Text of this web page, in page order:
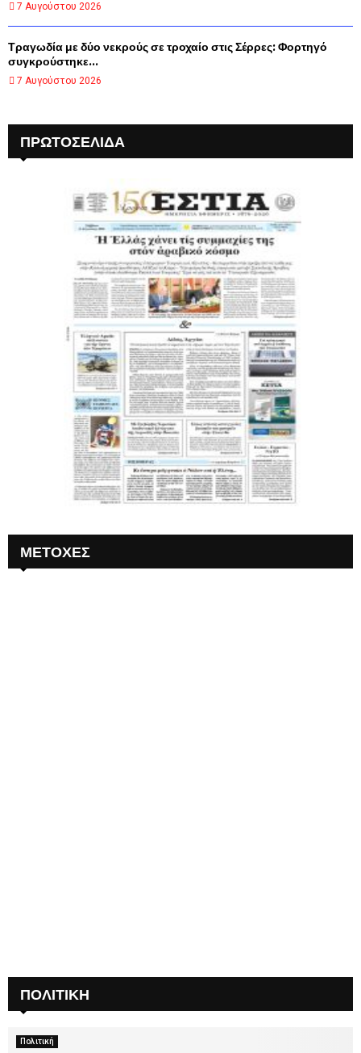
7 Αυγούστου 2026
Τραγωδία με δύο νεκρούς σε τροχαίο στις Σέρρες: Φορτηγό
συγκρούστηκε...
7 Αυγούστου 2026
ΠΟΛΙΤΙΚΗ
Πολιτική
ΜΕΤΟΧΕΣ
ΠΡΩΤΟΣΈΛΙΔΑ